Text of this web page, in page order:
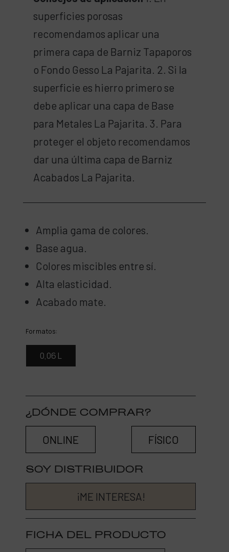
superficies porosas
recomendamos aplicar una
primera capa de Barniz Tapaporos
o Fondo Gesso La Pajarita. 2. Si la
superficie es hierro primero se
debe aplicar una capa de Base
para Metales La Pajarita. 3. Para
proteger el objeto recomendamos
dar una última capa de Barniz
Acabados La Pajarita.
Amplia gama de colores.
Base agua.
Colores miscibles entre sí.
Alta elasticidad.
Acabado mate.
Formatos:
0,06 L
¿DÓNDE COMPRAR?
ONLINE FÍSICO
SOY DISTRIBUIDOR
¡ME INTERESA!
FICHA DEL PRODUCTO